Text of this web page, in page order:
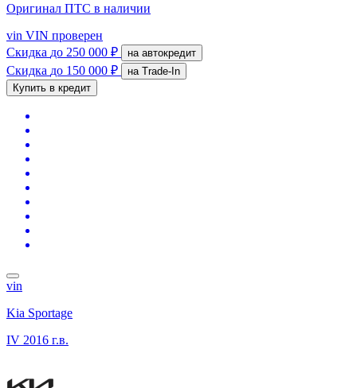
Оригинал ПТС в наличии
vin VIN проверен
Скидка до 250 000 ₽ на автокредит
Скидка до 150 000 ₽
на Trade-In
Купить в кредит
vin
Kia Sportage
IV 2016 г.в.